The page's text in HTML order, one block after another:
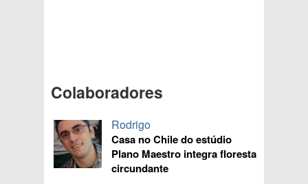
Colaboradores
Rodrigo
Casa no Chile do estúdio
Plano Maestro integra floresta
circundante